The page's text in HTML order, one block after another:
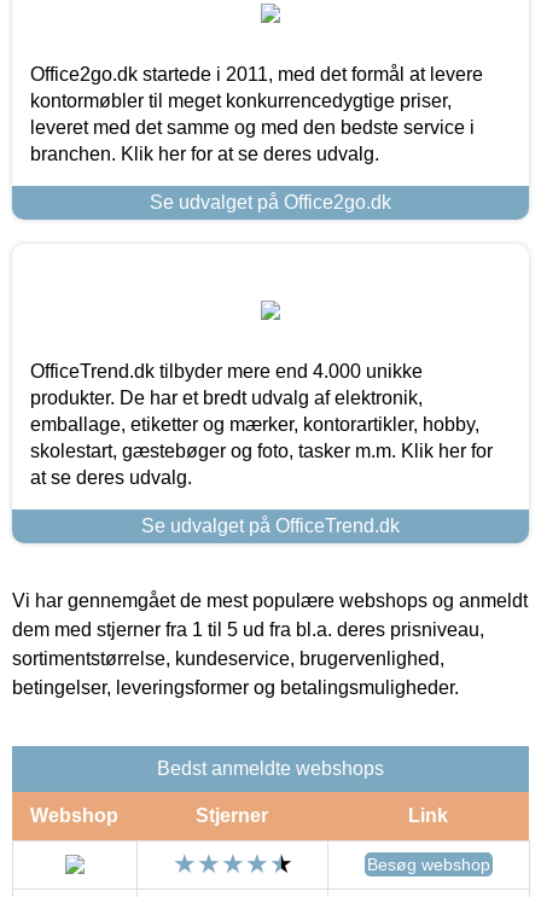
Office2go.dk startede i 2011, med det formål at levere
kontormøbler til meget konkurrencedygtige priser,
leveret med det samme og med den bedste service i
branchen. Klik her for at se deres udvalg.
Se udvalget på Office2go.dk
OfficeTrend.dk tilbyder mere end 4.000 unikke
produkter. De har et bredt udvalg af elektronik,
emballage, etiketter og mærker, kontorartikler, hobby,
skolestart, gæstebøger og foto, tasker m.m. Klik her for
at se deres udvalg.
Se udvalget på OfficeTrend.dk
Vi har gennemgået de mest populære webshops og anmeldt
dem med stjerner fra 1 til 5 ud fra bl.a. deres prisniveau,
sortimentstørrelse, kundeservice, brugervenlighed,
betingelser, leveringsformer og betalingsmuligheder.
Bedst anmeldte webshops
Webshop Stjerner Link
Besøg webshop